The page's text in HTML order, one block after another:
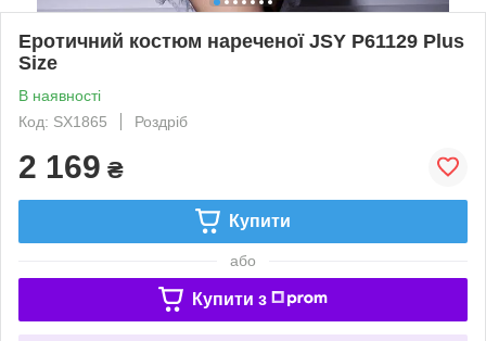
Еротичний костюм нареченої JSY P61129 Plus
Size
В наявності
Код: SX1865
Роздріб
2 169 ₴
Купити
або
Купити з